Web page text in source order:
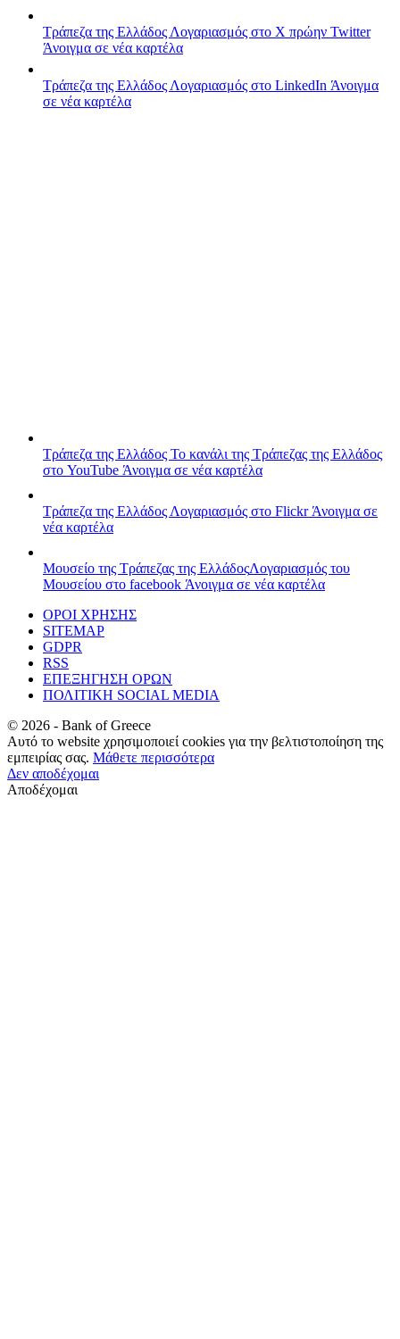
Τράπεζα της Ελλάδος Λογαριασμός στο X πρώην Twitter
Άνοιγμα σε νέα καρτέλα
Τράπεζα της Ελλάδος Λογαριασμός στο LinkedIn Άνοιγμα
σε νέα καρτέλα
Τράπεζα της Ελλάδος Το κανάλι της Τράπεζας της Ελλάδος
στο YouTube Άνοιγμα σε νέα καρτέλα
Τράπεζα της Ελλάδος Λογαριασμός στο FlickrΆνοιγμα σε
νέα καρτέλα
Μουσείο της Τράπεζας της ΕλλάδοςΛογαριασμός του
Μουσείου στο facebook Άνοιγμα σε νέα καρτέλα
ΟΡΟΙ ΧΡΗΣΗΣ
SITEMAP
GDPR
RSS
ΕΠΕΞΗΓΗΣΗ ΟΡΩΝ
ΠΟΛΙΤΙΚΗ SOCIAL MEDIA
© 2026 - Bank of Greece
Αυτό το website χρησιμοποιεί cookies για την βελτιστοποίηση της
εμπειρίας σας. Μάθετε περισσότερα
Δεν αποδέχομαι
Αποδέχομαι